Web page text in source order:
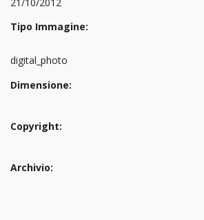
Tipo Immagine:
digital_photo
Dimensione:
Copyright:
Archivio: